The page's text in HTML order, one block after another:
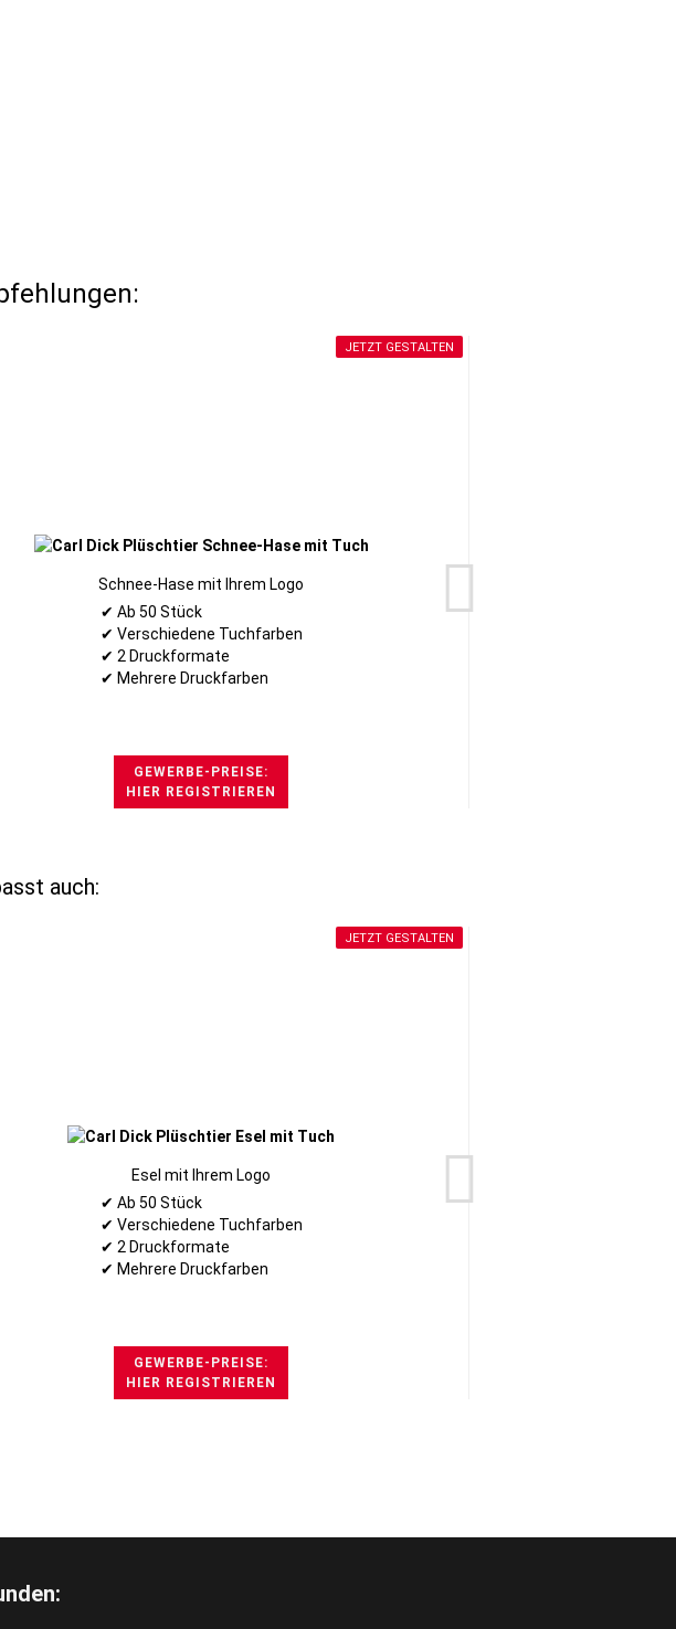
JETZT GESTALTEN
Schnee-Hase mit Ihrem Logo
✔ Ab 50 Stück
✔ Verschiedene Tuchfarben
✔ 2 Druckformate
✔ Mehrere Druckfarben
GEWERBE-PREISE:
HIER REGISTRIEREN
auch:
JETZT GESTALTEN
Esel mit Ihrem Logo
✔ Ab 50 Stück
✔ Verschiedene Tuchfarben
✔ 2 Druckformate
✔ Mehrere Druckfarben
GEWERBE-PREISE:
HIER REGISTRIEREN